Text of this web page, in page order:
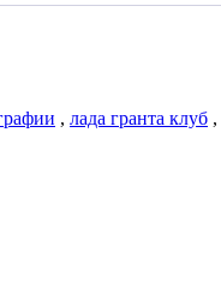
, лада гранта клуб ,